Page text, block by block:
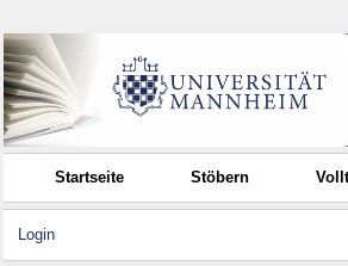
Startseite Stöbern
Login